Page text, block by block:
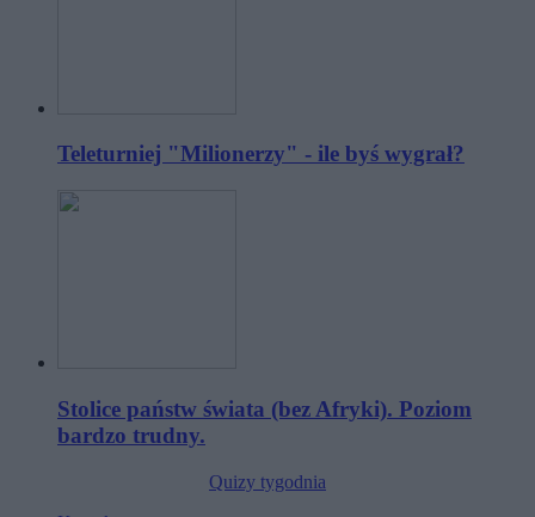
Teleturniej "Milionerzy" - ile byś wygrał?
Stolice państw świata (bez Afryki). Poziom
bardzo trudny.
Quizy tygodnia